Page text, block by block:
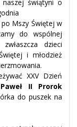
świątyni o
Mszy Świętej w
do wspólnej
dzieci
i młodzież
XXV Dzień
II Prorok
do puszek na